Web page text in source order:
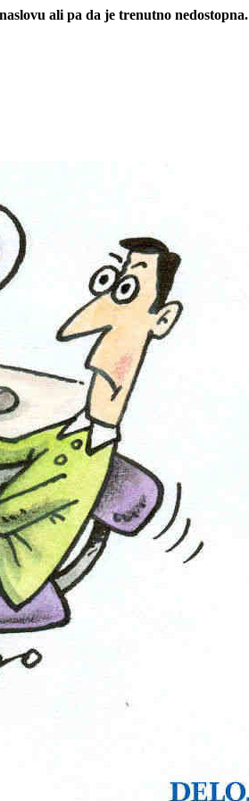
ali pa da je trenutno nedostopna.